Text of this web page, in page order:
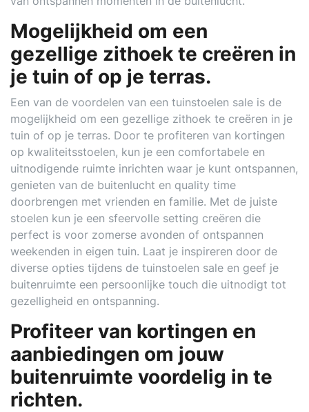
Mogelijkheid om een
gezellige zithoek te creëren in
je tuin of op je terras.
Een van de voordelen van een tuinstoelen sale is de
mogelijkheid om een gezellige zithoek te creëren in je
tuin of op je terras. Door te profiteren van kortingen
op kwaliteitsstoelen, kun je een comfortabele en
uitnodigende ruimte inrichten waar je kunt ontspannen,
genieten van de buitenlucht en quality time
doorbrengen met vrienden en familie. Met de juiste
stoelen kun je een sfeervolle setting creëren die
perfect is voor zomerse avonden of ontspannen
weekenden in eigen tuin. Laat je inspireren door de
diverse opties tijdens de tuinstoelen sale en geef je
buitenruimte een persoonlijke touch die uitnodigt tot
gezelligheid en ontspanning.
Profiteer van kortingen en
aanbiedingen om jouw
buitenruimte voordelig in te
richten.